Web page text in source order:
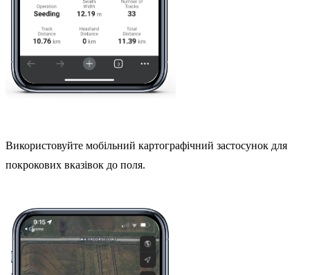
Використовуйте мобільний картографічний застосунок для
покрокових вказівок до поля.